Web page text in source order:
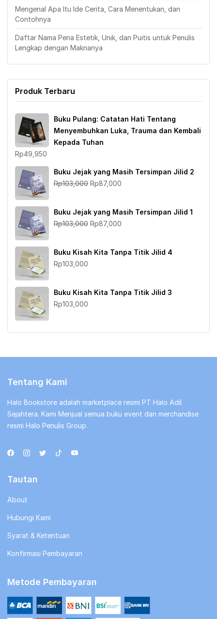
Mengenal Apa Itu Ide Cerita, Cara Menentukan, dan
Contohnya
Daftar Nama Pena Estetik, Unik, dan Puitis untuk Penulis
Lengkap dengan Maknanya
Produk Terbaru
Buku Pulang: Catatan Hati Tentang
Menyembuhkan Luka, Trauma dan Kembali
Kepada Tuhan
Rp49,950
Buku Jejak yang Masih Tersimpan Jilid 2
Rp103,000 Harga
Rp103,000.
Rp87,000
Buku Jejak yang Masih Tersimpan Jilid 1
Rp103,000 Harga
Rp103,000.
Rp87,000
adalah:
Buku Kisah Kita Tanpa Titik Jilid 4
Rp103,000
Buku Kisah Kita Tanpa Titik Jilid 3
Rp103,000
Tentang Kami
Halo Bookstore adalah marketplace resmi PT Halo Adil
Sejahtera. Kami Menjual semua buku event dan merchandise
resmi Halo Penulis Group.
Tautan
About
Hubungi Kami
Syarat & Ketentuan
Konfirmasi Pembayaran
Metode Pembayaran